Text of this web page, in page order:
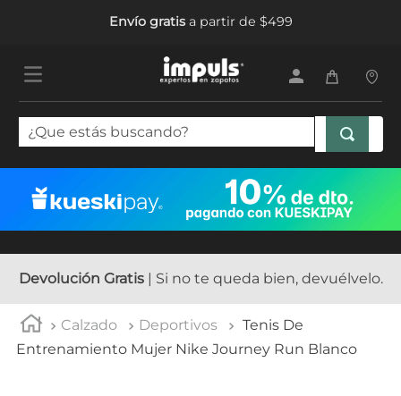
Envío gratisa partir de $499
¿Que estás buscando?
Devolución Gratis| Si no te queda bien, devuélvelo.
Calzado Deportivos
Tenis De
Entrenamiento Mujer Nike Journey Run Blanco
1.
tenis mujer
tenis hombre
5. tenis